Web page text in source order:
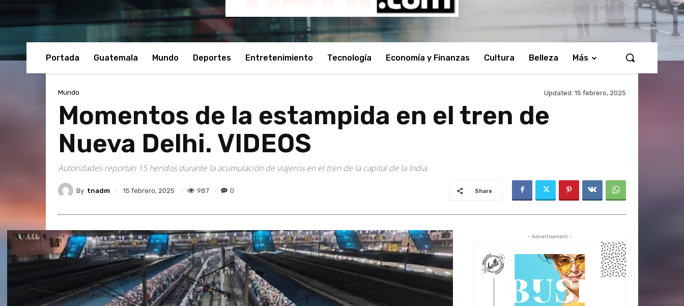
Portada Guatemala Mundo Deportes Entretenimiento Tecnología Economía y Finanzas Cultura Belleza Más
Mundo Updated: 15 febrero, 2025
Momentos de la estampida en el tren de
Nueva Delhi. VIDEOS
Autoridades reportan 15 heridos durante la acumulación de viajeros en el tren de la capital de la India.
By tnadm 15 febrero, 2025 987 0 Share
- Advertisement -